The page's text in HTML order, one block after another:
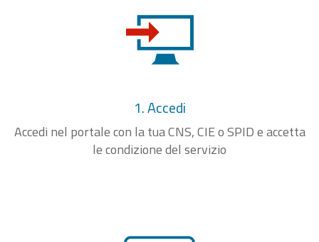
1. Accedi
Accedi nel portale con la tua CNS, CIE o SPID e accetta
le condizione del servizio